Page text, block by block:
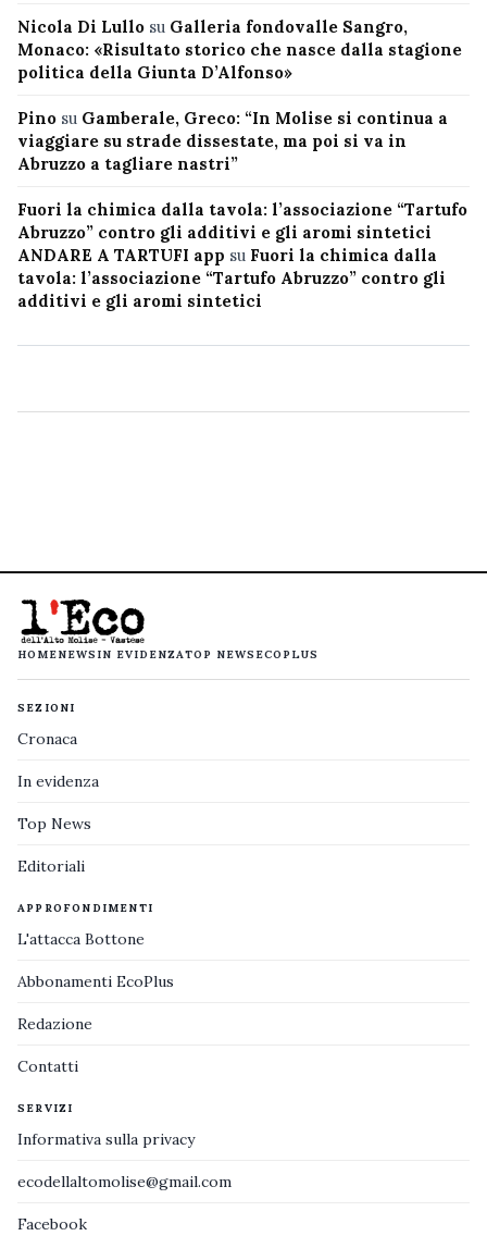
Nicola Di Lullo su Galleria fondovalle Sangro,
Monaco: «Risultato storico che nasce dalla stagione
politica della Giunta D’Alfonso»
Pino su Gamberale, Greco: “In Molise si continua a
viaggiare su strade dissestate, ma poi si va in
Abruzzo a tagliare nastri”
Fuori la chimica dalla tavola: l’associazione “Tartufo
Abruzzo” contro gli additivi e gli aromi sintetici
ANDARE A TARTUFI app su Fuori la chimica dalla
tavola: l’associazione “Tartufo Abruzzo” contro gli
additivi e gli aromi sintetici
HOMENEWS IN EVIDENZATOP NEWS ECOPLUS
SEZIONI
Cronaca
In evidenza
Top News
Editoriali
APPROFONDIMENTI
L'attacca Bottone
Abbonamenti EcoPlus
Redazione
Contatti
SERVIZI
Informativa sulla privacy
ecodellaltomolise@gmail.com
Facebook